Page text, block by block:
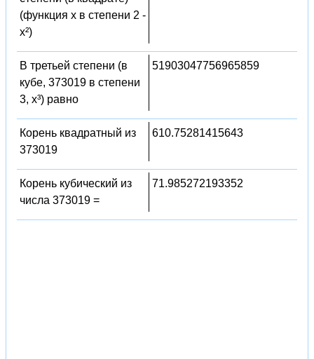
(функция x в степени 2 -
x²)
В третьей степени (в
кубе, 373019 в степени
3, x³) равно
51903047756965859
Корень квадратный из
373019
610.75281415643
Корень кубический из
числа 373019 =
71.985272193352